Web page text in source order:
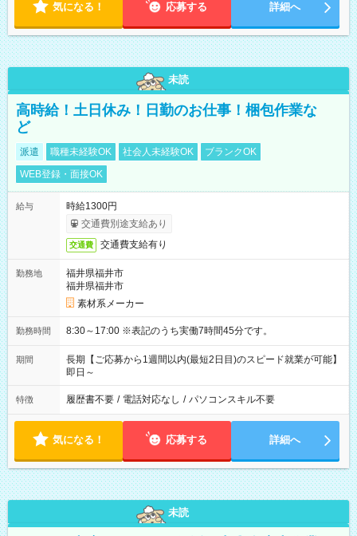
気になる！ 応募する 詳細へ
未読
高時給！土日休み！日勤のお仕事！梱包作業な
ど
派遣 職種未経験OK 社会人未経験OK
ブランクOK
WEB登録・面接OK
給与
時給1300円
交通費別途支給あり
交通費 交通費支給有り
勤務地
福井県福井市
福井県福井市
素材系メーカー
勤務時間 8:30～17:00 ※表記のうち実働7時間45分です。
期間
長期【ご応募から1週間以内(最短2日目)のスピード就業が可能】
即日～
特徴 履歴書不要 / 電話対応なし / パソコンスキル不要
気になる！ 応募する 詳細へ
未読